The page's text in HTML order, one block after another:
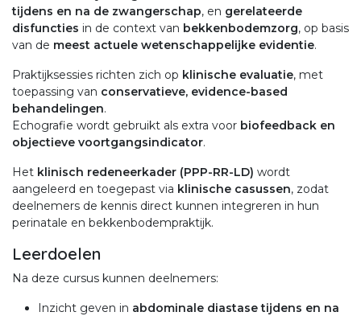
tijdens en na de zwangerschap, en gerelateerde
disfuncties in de context van bekkenbodemzorg, op basis
van de meest actuele wetenschappelijke evidentie.
Praktijksessies richten zich op klinische evaluatie, met
toepassing van conservatieve, evidence-based
behandelingen.
Echografie wordt gebruikt als extra voor biofeedback en
objectieve voortgangsindicator.
Het klinisch redeneerkader (PPP-RR-LD) wordt
aangeleerd en toegepast via klinische casussen, zodat
deelnemers de kennis direct kunnen integreren in hun
perinatale en bekkenbodempraktijk.
Leerdoelen
Na deze cursus kunnen deelnemers:
Inzicht geven in abdominale diastase tijdens en na